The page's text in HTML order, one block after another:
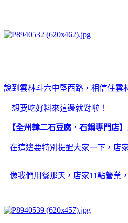
說到雲林斗六中堅西路，相信住雲
想要吃好料來這邊就對啦！
【全州韓二石豆腐．石鍋專門店】
在這邊要特別提醒大家一下，店
像我們用餐那天，店家11點營業